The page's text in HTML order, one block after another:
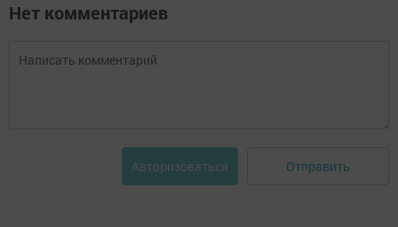
Нет комментариев
Авторизоваться Отправить